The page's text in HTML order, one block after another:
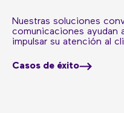
Nuestras soluciones
comunicaciones ayudan
impulsar su atención al
Casos de éxito